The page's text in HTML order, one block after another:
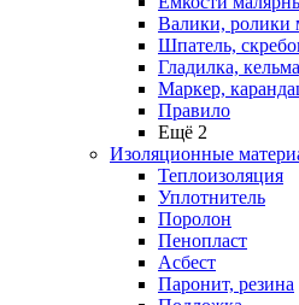
Валики, ролики
Шпатель,
Гладилка,
Маркер,
Правило
Ещё 2
Изоляционные
Теплоизоляция
Уплотнитель
Поролон
Пенопласт
Асбест
Паронит, резина